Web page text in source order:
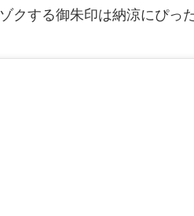
クする御朱印は納涼にぴっ